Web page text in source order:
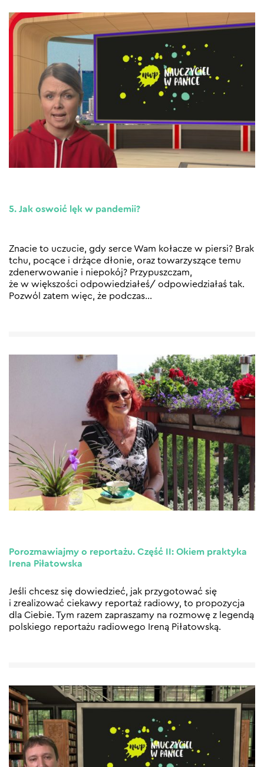
5. Jak oswoić lęk w pandemii?
Znacie to uczucie, gdy serce Wam kołacze w piersi? Brak
tchu, pocące i drżące dłonie, oraz towarzyszące temu
zdenerwowanie i niepokój? Przypuszczam,
że w większości odpowiedziałeś/ odpowiedziałaś tak.
Pozwól zatem więc, że podczas…
Porozmawiajmy o reportażu. Część II: Okiem praktyka
Irena Piłatowska
Jeśli chcesz się dowiedzieć, jak przygotować się
i zrealizować ciekawy reportaż radiowy, to propozycja
dla Ciebie. Tym razem zapraszamy na rozmowę z legendą
polskiego reportażu radiowego Ireną Piłatowską.